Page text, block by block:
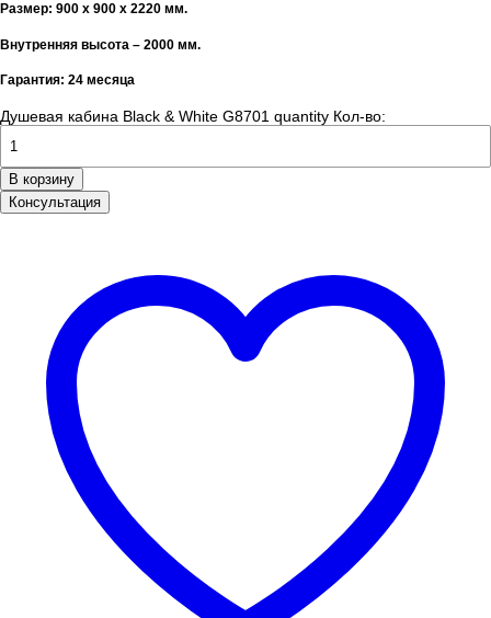
Размер: 900 х 900 х 2220 мм.
Внутренняя высота – 2000 мм.
Гарантия: 24 месяца
Душевая кабина Black & White G8701 quantity Кол-во:
В корзину
Консультация